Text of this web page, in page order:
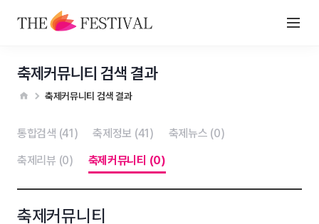
축제커뮤니티 검색 결과
축제커뮤니티 검색 결과
통합검색 (41) 축제정보 (41) 축제뉴스 (0)
축제리뷰 (0) 축제커뮤니티 (0)
축제커뮤니티